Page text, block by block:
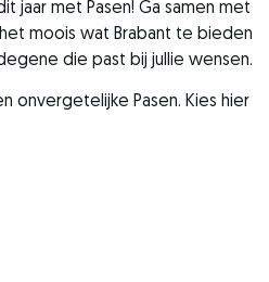
jaar met Pasen! Ga samen met
moois wat Brabant te bieden
die past bij jullie wensen.
onvergetelijke Pasen. Kies hier